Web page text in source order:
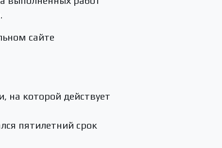
сайте
на которой действует
пятилетний срок